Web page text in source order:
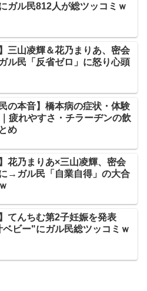
ガル民812人が総ツッコミｗ
】三山凌輝＆花乃まりあ、密会
ル民「反省ゼロ」に怒り心頭
民の本音】橋本病の症状・体験
疲れやすさ・チラーヂンの飲
め
】花乃まりあ×三山凌輝、密会
→ガル民「自業自得」の大合
】てんちむ第2子妊娠を発表
ビー"にガル民総ツッコミｗ